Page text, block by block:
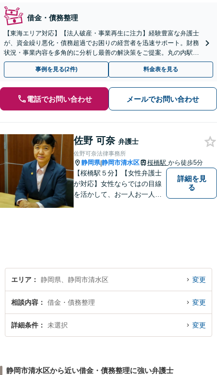
借金・債務整理
【東海エリア対応】【法人破産・事業再生に注力】経験豊富な弁護士
が、資金繰り悪化・債務超過でお困りの経営者を迅速サポート。財務
状況・事業内容を多角的に分析し最善の解決策をご提案。丸の内駅1
分/休日夜間相談可/WEB面談対応
事例を見る(2件) 料金表を見る
電話でお問い合わせ メールでお問い合わせ
佐野 可奈 弁護士
佐野可奈法律事務所
静岡県|静岡市清水区 桜橋駅 から徒歩5分
【桜橋駅５分】【女性弁護士
が対応】女性ならではの目線
を活かして、お一人お一人の
詳細を見
る
エリア 静岡県、静岡市清水区 変更
相談内容 借金・債務整理 変更
詳細条件 未選択 変更
静岡市清水区から近い借金・債務整理に強い弁護士